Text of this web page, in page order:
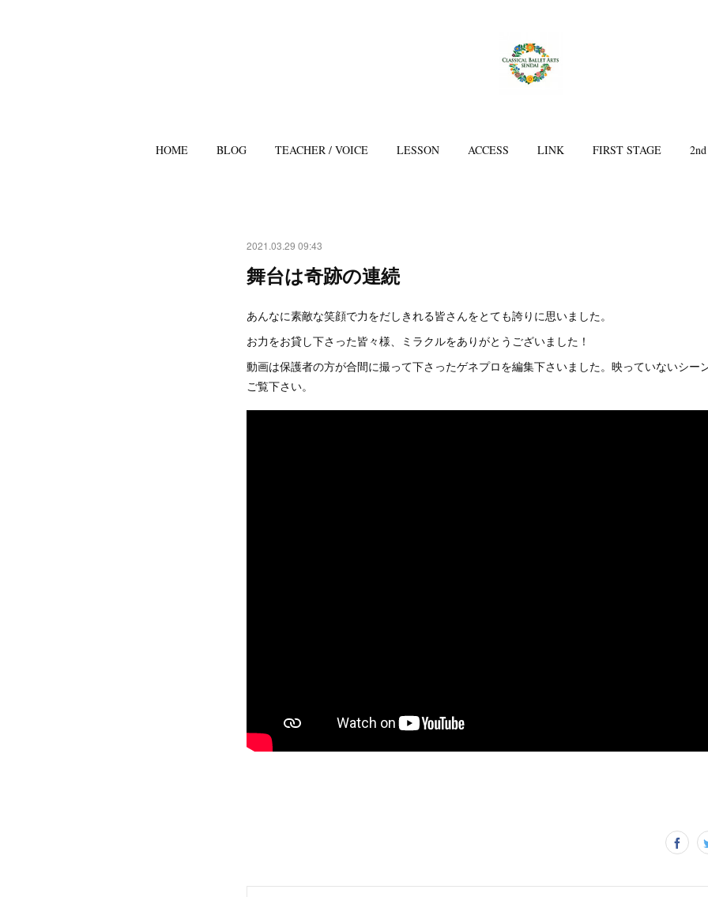
HOME BLOG TEACHER / VOICE LESSON ACCESS LINK FIRST STAGE
2021.03.29 09:43
舞台は奇跡の連続
あんなに素敵な笑顔で力をだしきれる皆さんをとても誇りに思いました。
お力をお貸し下さった皆々様、ミラクルをありがとうございました！
動画は保護者の方が合間に撮って下さったゲネプロを編集下さいました。映っていないシー
ご覧下さい。